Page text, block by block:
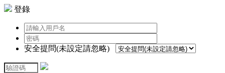
登錄
安全提問(未設定請忽略)